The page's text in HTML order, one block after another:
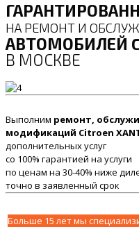
НА РЕМОНТ И
АВТОМОБИЛЕЙ
В МОСКВЕ
Выполним ремонт,
модификаций Citroen
дополнительных услуг
со 100% гарантией на услуги
по ценам на 30-40% ниже
точно в заявленный срок
Больше 15 лет мы